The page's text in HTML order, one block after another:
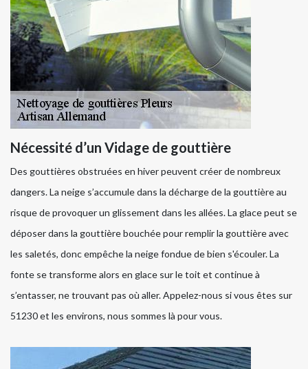
Nécessité d’un Vidage de gouttière
Des gouttières obstruées en hiver peuvent créer de nombreux
dangers. La neige s’accumule dans la décharge de la gouttière au
risque de provoquer un glissement dans les allées. La glace peut se
déposer dans la gouttière bouchée pour remplir la gouttière avec
les saletés, donc empêche la neige fondue de bien s'écouler. La
fonte se transforme alors en glace sur le toit et continue à
s’entasser, ne trouvant pas où aller. Appelez-nous si vous êtes sur
51230 et les environs, nous sommes là pour vous.